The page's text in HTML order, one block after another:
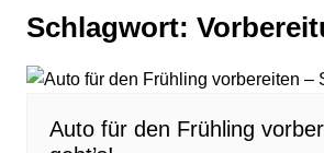
Schlagwort:
Auto für den Frühling